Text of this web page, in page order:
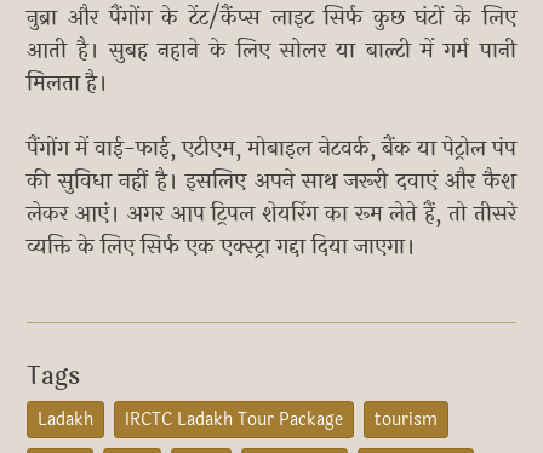
नुब्रा और पैंगोंग के टेंट/कैंप्स लाइट सिर्फ कुछ घंटों के लिए
आती है। सुबह नहाने के लिए सोलर या बाल्टी में गर्म पानी
मिलता है।
पैंगोंग में वाई-फाई, एटीएम, मोबाइल नेटवर्क, बैंक या पेट्रोल पंप
की सुविधा नहीं है। इसलिए अपने साथ जरूरी दवाएं और कैश
लेकर आएं। अगर आप ट्रिपल शेयरिंग का रूम लेते हैं, तो तीसरे
व्यक्ति के लिए सिर्फ एक एक्स्ट्रा गद्दा दिया जाएगा।
Tags
Ladakh IRCTC Ladakh Tour Package
tourism